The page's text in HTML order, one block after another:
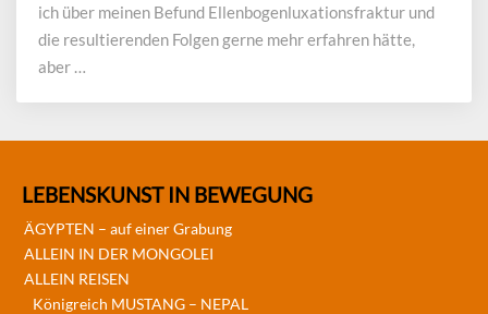
ich über meinen Befund Ellenbogenluxationsfraktur und
die resultierenden Folgen gerne mehr erfahren hätte,
aber …
LEBENSKUNST IN BEWEGUNG
ÄGYPTEN – auf einer Grabung
ALLEIN IN DER MONGOLEI
ALLEIN REISEN
Königreich MUSTANG – NEPAL